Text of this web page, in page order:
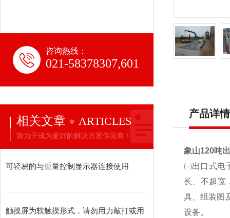
咨询热线：
021-58378307,601
相关文章 ARTICLES
致力于成为更好的解决方案供应商！
可轻易的与重量控制显示器连接使用
触摸屏为软触摸形式，请勿用力敲打或用
产品详情
象山120吨
㈠出口式电
长、不超宽
具、组装图
设备。